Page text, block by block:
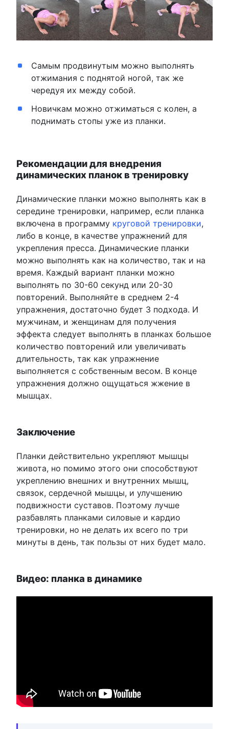
Самым продвинутым можно выполнять
отжимания с поднятой ногой, так же
чередуя их между собой.
Новичкам можно отжиматься с колен, а
поднимать стопы уже из планки.
Рекомендации для внедрения
динамических планок в тренировку
Динамические планки можно выполнять как в
середине тренировки, например, если планка
включена в программу круговой тренировки,
либо в конце, в качестве упражнений для
укрепления пресса. Динамические планки
можно выполнять как на количество, так и на
время. Каждый вариант планки можно
выполнять по 30-60 секунд или 20-30
повторений. Выполняйте в среднем 2-4
упражнения, достаточно будет 3 подхода. И
мужчинам, и женщинам для получения
эффекта следует выполнять в планках большое
количество повторений или увеличивать
длительность, так как упражнение
выполняется с собственным весом. В конце
упражнения должно ощущаться жжение в
мышцах.
Заключение
Планки действительно укрепляют мышцы
живота, но помимо этого они способствуют
укреплению внешних и внутренних мышц,
связок, сердечной мышцы, и улучшению
подвижности суставов. Поэтому лучше
разбавлять планками силовые и кардио
тренировки, но не делать их всего по три
минуты в день, так пользы от них будет мало.
Видео: планка в динамике